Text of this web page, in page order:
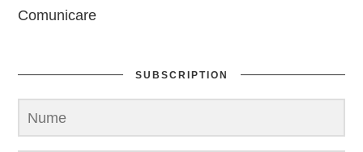
Comunicare
SUBSCRIPTION